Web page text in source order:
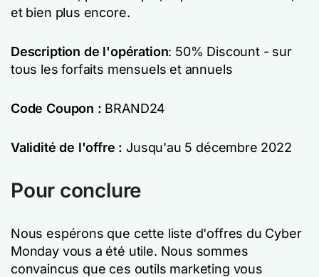
et bien plus encore.
Description de l'opération: 50% Discount - sur
tous les forfaits mensuels et annuels
Code Coupon : BRAND24
Validité de l'offre : Jusqu'au 5 décembre 2022
Pour conclure
Nous espérons que cette liste d'offres du Cyber
Monday vous a été utile. Nous sommes
convaincus que ces outils marketing vous